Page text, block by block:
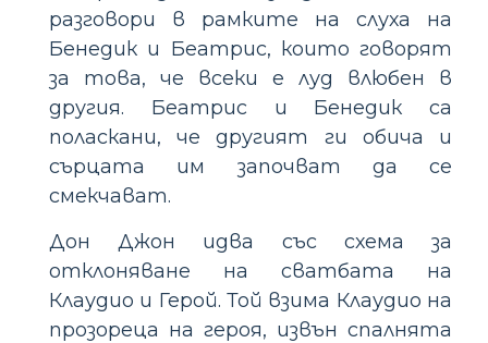
разговори в рамките на слуха на
Бенедик и Беатрис, които говорят
за това, че всеки е луд влюбен в
другия. Беатрис и Бенедик са
поласкани, че другият ги обича и
сърцата им започват да се
смекчават.
Дон Джон идва със схема за
отклоняване на сватбата на
Клаудио и Герой. Той взима Клаудио на
прозореца на героя, извън спалнята